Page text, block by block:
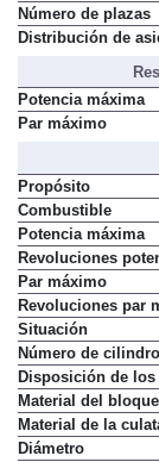
Número de plazas
Distribución de
Potencia máxima
Par máximo
Propósito
Combustible
Potencia máxima
Revoluciones
Par máximo
Revoluciones par
Situación
Número de
Disposición de
Material del bloque
Material de la
Diámetro